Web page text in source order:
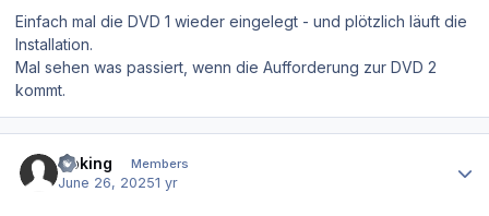
Einfach mal die DVD 1 wieder eingelegt - und plötzlich läuft die
Installation.
Mal sehen was passiert, wenn die Aufforderung zur DVD 2
kommt.
Goking Members
June 26, 20251 yr